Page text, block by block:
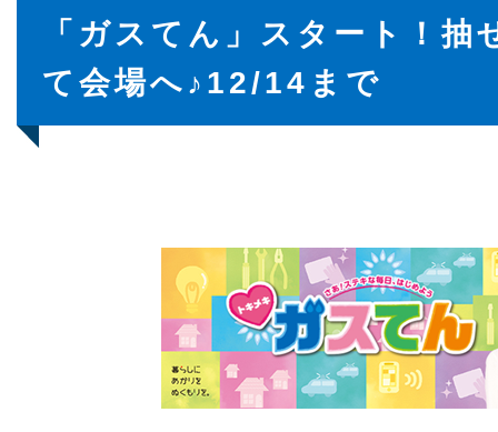
「ガスてん」スタート！抽
て会場へ♪12/14まで